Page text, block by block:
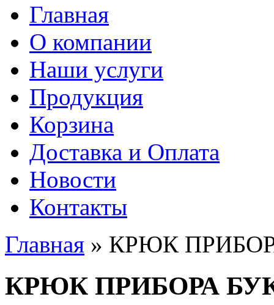
Главная
О компании
Наши услуги
Продукция
Корзина
Доставка и Оплата
Новости
Контакты
Вы здесь
Главная » КРЮК
КРЮК ПРИБОРА